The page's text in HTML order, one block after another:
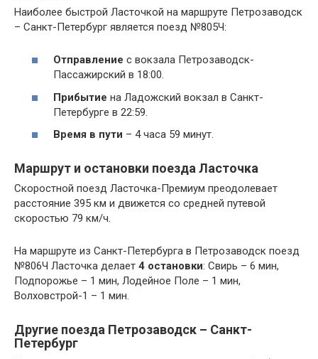
Наиболее быстрой Ласточкой на маршруте Петрозаводск
– Санкт-Петербург является поезд №805Ч:
Отправление с вокзала Петрозаводск-
Пассажирский в 18:00.
Прибытие на Ладожский вокзал в Санкт-
Петербурге в 22:59.
Время в пути – 4 часа 59 минут.
Маршрут и остановки поезда Ласточка
Скоростной поезд Ласточка-Премиум преодолевает
расстояние 395 км и движется со средней путевой
скоростью 79 км/ч.
На маршруте из Санкт-Петербурга в Петрозаводск поезд
№806Ч Ласточка делает 4 остановки: Свирь – 6 мин,
Подпорожье – 1 мин, Лодейное Поле – 1 мин,
Волховстрой-1 – 1 мин.
Другие поезда Петрозаводск – Санкт-
Петербург